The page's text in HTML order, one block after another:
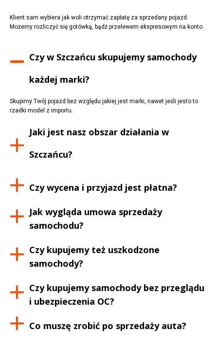
Klient sam wybiera jak woli otrzymać zapłatę za sprzedany pojazd.
Możemy rozliczyć się gotówką, bądź przelewem ekspresowym na konto.
Czy w Szczańcu skupujemy samochody
każdej marki?
Skupimy Twój pojazd bez względu jakiej jest marki, nawet jeśli jesto to
rzadki model z importu.
Jaki jest nasz obszar działania w
Szczańcu?
Czy wycena i przyjazd jest płatna?
Jak wygląda umowa sprzedaży
samochodu?
Czy kupujemy też uszkodzone
samochody?
Czy kupujemy samochody bez przeglądu
i ubezpieczenia OC?
Co muszę zrobić po sprzedaży auta?